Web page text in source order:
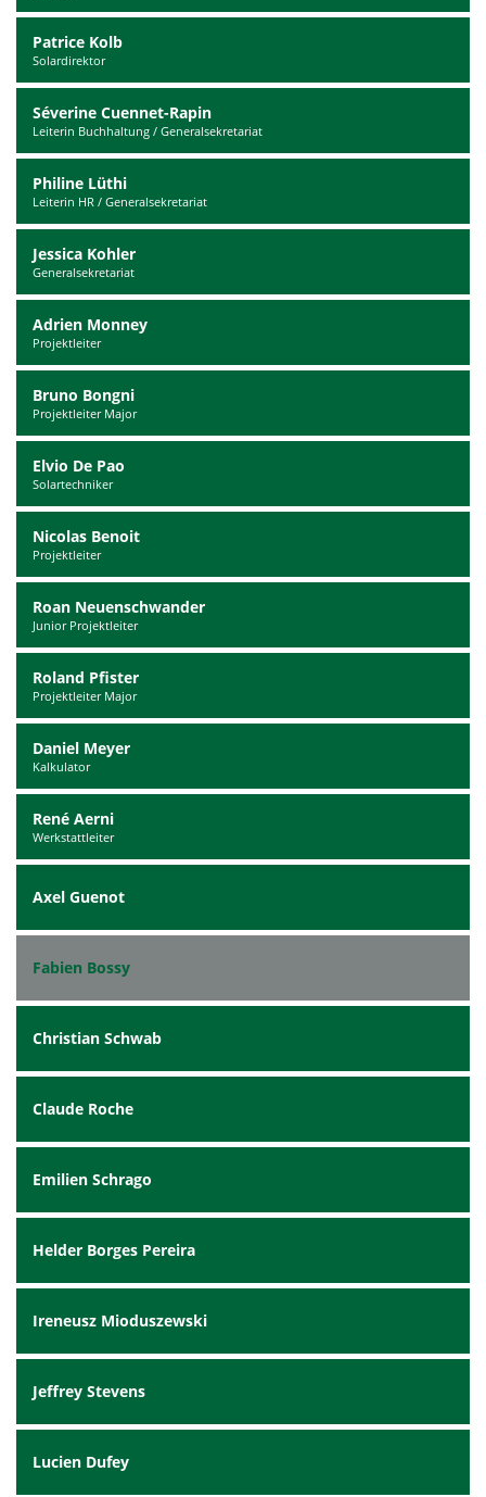
Patrice Kolb
Solardirektor
Séverine Cuennet-Rapin
Leiterin Buchhaltung / Generalsekretariat
Philine Lüthi
Leiterin HR / Generalsekretariat
Jessica Kohler
Generalsekretariat
Adrien Monney
Projektleiter
Bruno Bongni
Projektleiter Major
Elvio De Pao
Solartechniker
Nicolas Benoit
Projektleiter
Roan Neuenschwander
Junior Projektleiter
Roland Pfister
Projektleiter Major
Daniel Meyer
Kalkulator
René Aerni
Werkstattleiter
Axel Guenot
Fabien Bossy
Christian Schwab
Claude Roche
Emilien Schrago
Helder Borges Pereira
Ireneusz Mioduszewski
Jeffrey Stevens
Lucien Dufey